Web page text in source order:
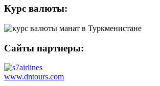
Курс валюты:
Сайты партнеры:
www.dntours.com